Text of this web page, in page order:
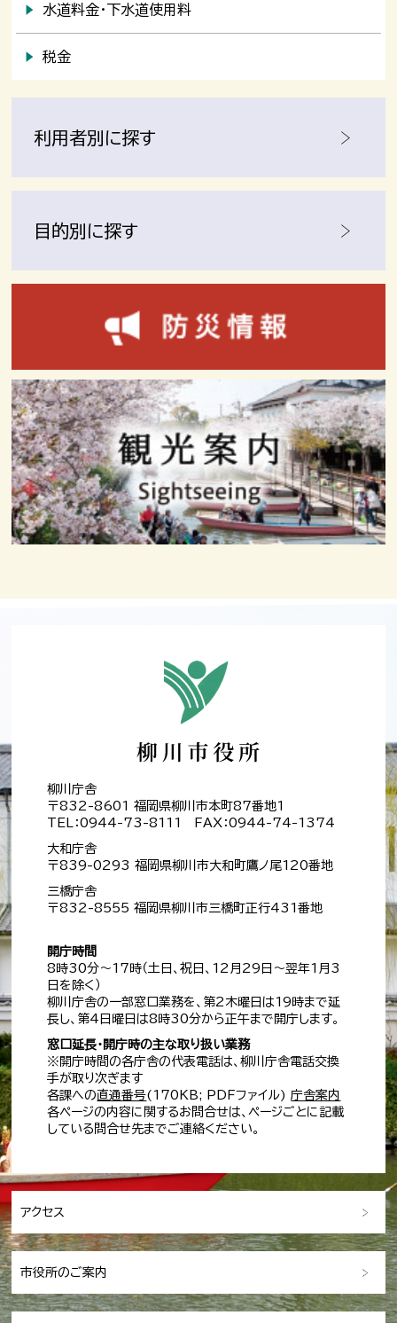
水道料金・下水道使用料
税金
利用者別に探す
目的別に探す
柳川庁舎
〒832-8601 福岡県柳川市本町87番地1
TEL：0944-73-8111 FAX：0944-74-1374
大和庁舎
〒839-0293 福岡県柳川市大和町鷹ノ尾120番地
三橋庁舎
〒832-8555 福岡県柳川市三橋町正行431番地
開庁時間
8時30分～17時（土日、祝日、12月29日～翌年1月3
日を除く）
柳川庁舎の一部窓口業務を、第2木曜日は19時まで延
長し、第4日曜日は8時30分から正午まで開庁します。
窓口延長・開庁時の主な取り扱い業務
※開庁時間の各庁舎の代表電話は、柳川庁舎電話交換
手が取り次ぎます
各課への直通番号(170KB; PDFファイル)庁舎案内
各ページの内容に関するお問合せは、ページごとに記載
している問合せ先までご連絡ください。
アクセス
市役所のご案内